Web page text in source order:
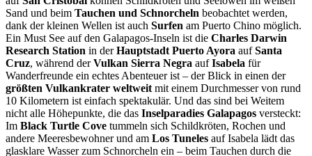
Sand und beim Tauchen und Schnorcheln beobachtet werden,
dank der kleinen Wellen ist auch Surfen am Puerto Chino möglich.
Ein Must See auf den Galapagos-Inseln ist die Charles Darwin
Research Station in derHauptstadt Puerto Ayora aufSanta
Cruz, während derVulkan Sierra Negra aufIsabela für
Wanderfreunde ein echtes Abenteuer ist – der Blick in einen der
größten Vulkankrater weltweit mit einem Durchmesser von rund
10 Kilometern ist einfach spektakulär. Und das sind bei Weitem
nicht alle Höhepunkte, die das Inselparadies Galapagos versteckt:
Im Black Turtle Cove tummeln sich Schildkröten, Rochen und
andere Meeresbewohner und am Los Tuneles auf Isabela lädt das
glasklare Wasser zum Schnorcheln ein – beim Tauchen durch die